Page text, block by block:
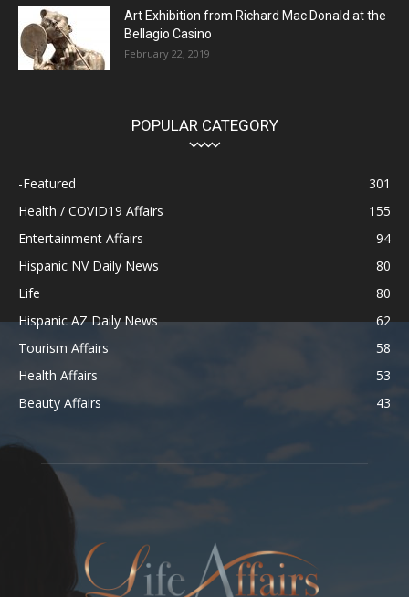
Art Exhibition from Richard Mac Donald at the
Bellagio Casino
February 22, 2019
POPULAR CATEGORY
-Featured
301
Health / COVID19 Affairs
155
Entertainment Affairs
94
Hispanic NV Daily News
80
Life
80
Hispanic AZ Daily News
62
Tourism Affairs
58
Health Affairs
53
Beauty Affairs
43